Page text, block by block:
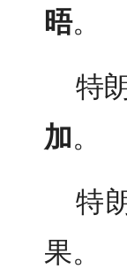
晤。
特
加。
特
果。